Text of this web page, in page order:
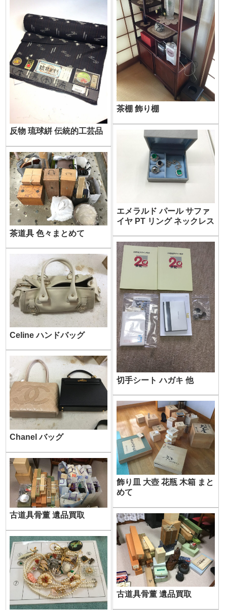
茶棚 飾り棚
反物 琉球絣 伝統的工芸品
エメラルド パール サファ
イヤ PT リング ネックレス
茶道具 色々まとめて
切手シート ハガキ 他
Celine ハンドバッグ
Chanel バッグ
飾り皿 大壺 花瓶 木箱 まと
めて
古道具骨董 遺品買取
古道具骨董 遺品買取